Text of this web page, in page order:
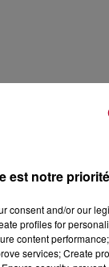
est notre priorité
consent and/or our
profiles for
content
services; Create